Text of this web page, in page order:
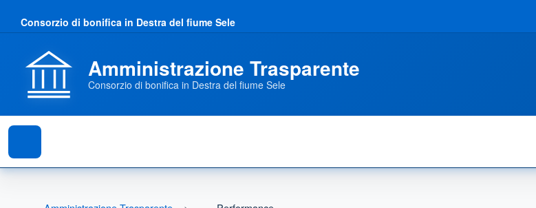
Consorzio di bonifica in Destra del fiume Sele
Amministrazione Trasparente
Consorzio di bonifica in Destra del fiume Sele